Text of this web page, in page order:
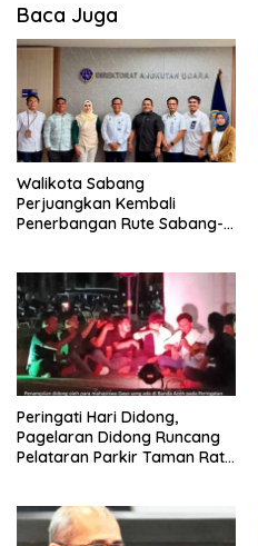
Baca Juga
Walikota Sabang
Perjuangkan Kembali
Penerbangan Rute Sabang-
Peringati Hari Didong,
Pagelaran Didong Runcang
Pelataran Parkir Taman Ratu